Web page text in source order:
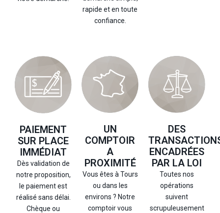
rapide et en toute
confiance.
PAIEMENT
SUR PLACE
IMMÉDIAT
Dès validation de
notre proposition,
le paiement est
réalisé sans délai.
Chèque ou
UN
COMPTOIR
A
PROXIMITÉ
Vous êtes à Tours
ou dans les
environs ? Notre
comptoir vous
DES
ENCADRÉES
PAR LA LOI
Toutes nos
opérations
suivent
scrupuleusement